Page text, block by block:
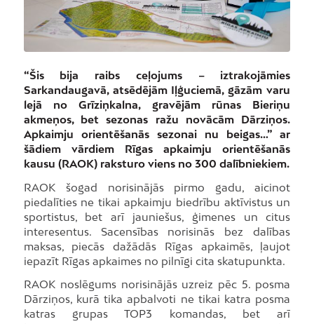
“Šis bija raibs ceļojums – iztrakojāmies
Sarkandaugavā, atsēdējām Iļģuciemā, gāzām varu
lejā no Grīziņkalna, gravējām rūnas Bieriņu
akmeņos, bet sezonas ražu novācām Dārziņos.
Apkaimju orientēšanās sezonai nu beigas…” ar
šādiem vārdiem Rīgas apkaimju orientēšanās
kausu (RAOK) raksturo viens no 300 dalībniekiem.
RAOK šogad norisinājās pirmo gadu, aicinot
piedalīties ne tikai apkaimju biedrību aktīvistus un
sportistus, bet arī jauniešus, ģimenes un citus
interesentus. Sacensības norisinās bez dalības
maksas, piecās dažādās Rīgas apkaimēs, ļaujot
iepazīt Rīgas apkaimes no pilnīgi cita skatupunkta.
RAOK noslēgums norisinājās uzreiz pēc 5. posma
Dārziņos, kurā tika apbalvoti ne tikai katra posma
katras grupas TOP3 komandas, bet arī